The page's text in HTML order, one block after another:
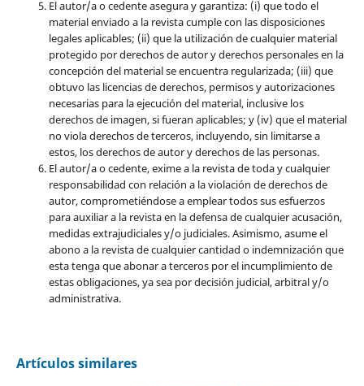
El autor/a o cedente asegura y garantiza: (i) que todo el
material enviado a la revista cumple con las disposiciones
legales aplicables; (ii) que la utilización de cualquier material
protegido por derechos de autor y derechos personales en la
concepción del material se encuentra regularizada; (iii) que
obtuvo las licencias de derechos, permisos y autorizaciones
necesarias para la ejecución del material, inclusive los
derechos de imagen, si fueran aplicables; y (iv) que el material
no viola derechos de terceros, incluyendo, sin limitarse a
estos, los derechos de autor y derechos de las personas.
El autor/a o cedente, exime a la revista de toda y cualquier
responsabilidad con relación a la violación de derechos de
autor, comprometiéndose a emplear todos sus esfuerzos
para auxiliar a la revista en la defensa de cualquier acusación,
medidas extrajudiciales y/o judiciales. Asimismo, asume el
abono a la revista de cualquier cantidad o indemnización que
esta tenga que abonar a terceros por el incumplimiento de
estas obligaciones, ya sea por decisión judicial, arbitral y/o
administrativa.
Artículos similares